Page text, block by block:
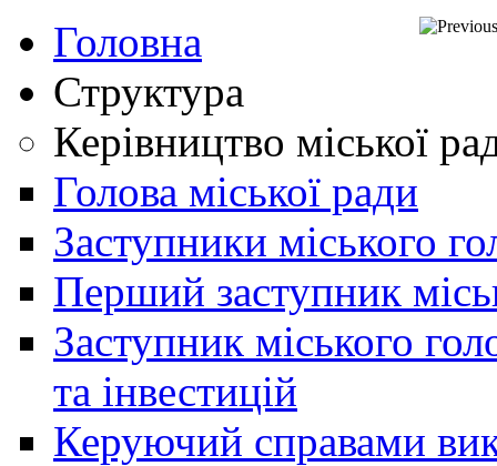
Головна
Структура
Керівництво міської
Голова міської ради
Заступники міського
Перший заступник
Заступник міського
та інвестицій
Керуючий справами